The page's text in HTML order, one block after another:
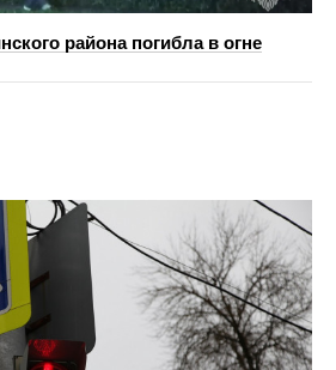
района погибла в огне